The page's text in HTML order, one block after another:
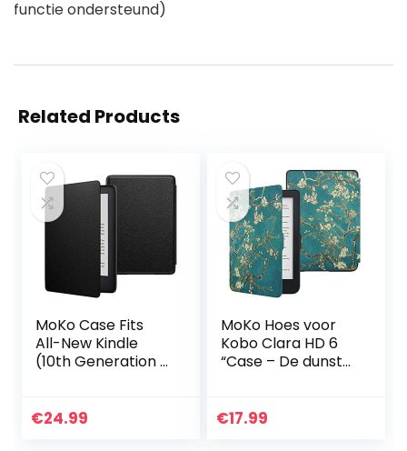
functie ondersteund)
Related Products
MoKo Case Fits
All-New Kindle
(10th Generation –
Thinnest
€24.99
MoKo Hoes voor
Kobo Clara HD 6
“Case – De dunste
Smart Cover met
€17.99